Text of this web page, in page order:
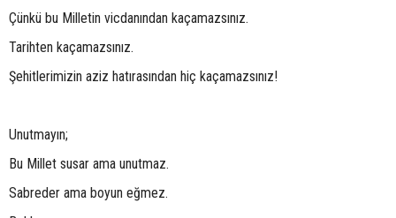
Çünkü bu Milletin vicdanından kaçamazsınız.
Tarihten kaçamazsınız.
Şehitlerimizin aziz hatırasından hiç kaçamazsınız!
Unutmayın;
Bu Millet susar ama unutmaz.
Sabreder ama boyun eğmez.